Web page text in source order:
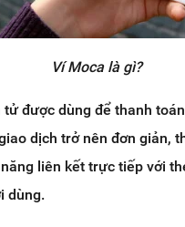
Ví Moca là gì?
được dùng để thanh
dịch trở nên đơn giản,
liên kết trực tiếp với
dùng.